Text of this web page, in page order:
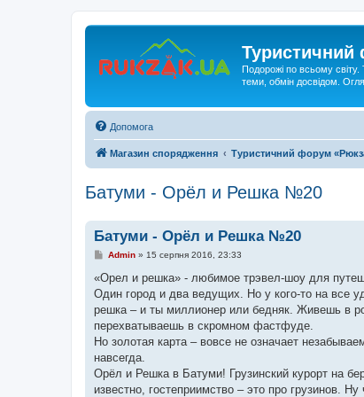
Подорожі по всьому світу.
теми, обмін досвідом.
Допомога
Магазин спорядження Туристичний форум
Батуми - Орёл и Решка №20
Батуми - Орёл и Решка №20
П
в
д
о
л
е
н
я
Admin» 15 серпня 2016, 23:33
«Орел и решка» - любимое трэвел-шоу для
Один город и два ведущих. Но у кого-то на все
решка – и ты миллионер или бедняк. Живешь в
перехватываешь в скромном фастфуде.
Но золотая карта – вовсе не означает
навсегда.
Орёл и Решка в Батуми! Грузинский курорт на
известно, гостеприимство – это про грузинов.